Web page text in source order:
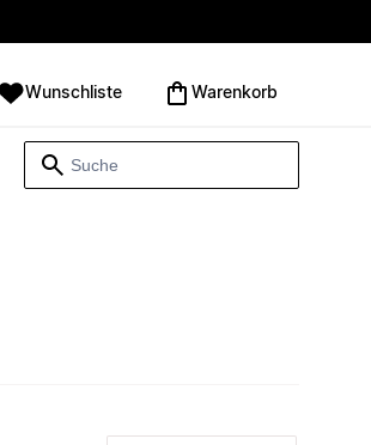
Wunschliste Warenkorb